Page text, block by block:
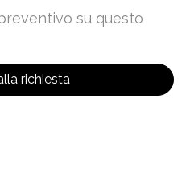
su questo
richiesta